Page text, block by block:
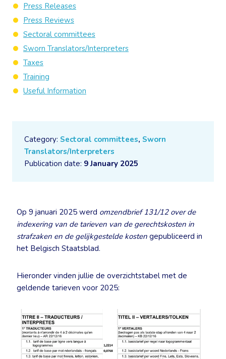
Category: Sectoral committees, Sworn
Translators/Interpreters
Publication date: 9 January 2025
Op 9 januari 2025 werd omzendbrief 131/12 over de
indexering van de tarieven van de gerechtskosten in
strafzaken en de gelijkgestelde kosten gepubliceerd in
het Belgisch Staatsblad.
Hieronder vinden jullie de overzichtstabel met de
geldende tarieven voor 2025:
Press Releases
Press Reviews
Sectoral committees
Sworn Translators/Interpreters
Taxes
Training
Useful Information